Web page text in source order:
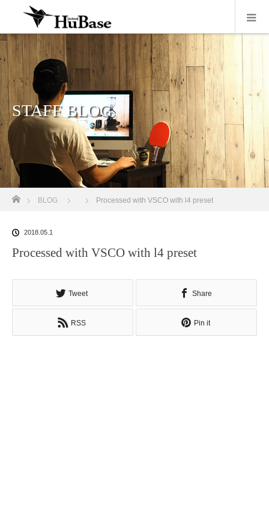
STAFF BLOG
ホーム
BLOG Processed with VSCO with l4 preset
2018.05.1
Processed with VSCO with l4 preset
Tweet Share
RSS Pin it